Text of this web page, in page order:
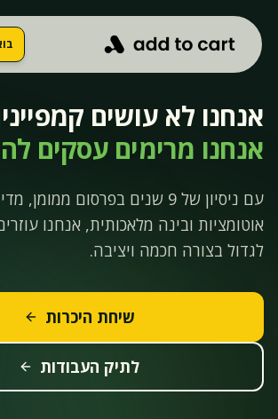
אנחנו לא עושים
אנחנו מרימים עסקים
עם ניסיון של 9 שנים בפרסום
אוטומציות ובינה מלאכותית, אנחנו
לגדול בצורה חכמה ויציבה.
שיחת היכרות
לתיק העבודות